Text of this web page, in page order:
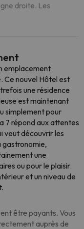
droite. Les
emplacement
Ce nouvel Hôtel est
une résidence
est maintenant
simplement pour
7 répond aux attentes
veut découvrir les
gastronomie,
une
ou pour le plaisir.
et un niveau de
être payants. Vous
auprès de